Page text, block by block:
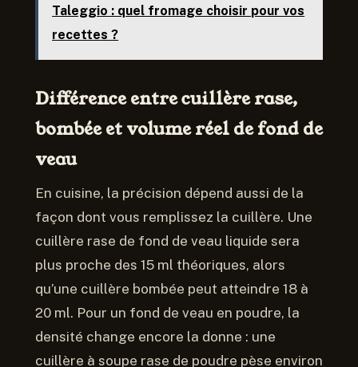
Taleggio : quel fromage choisir pour vos
recettes ?
Différence entre cuillère rase,
bombée et volume réel de fond de
veau
En cuisine, la précision dépend aussi de la
façon dont vous remplissez la cuillère. Une
cuillère rase de fond de veau liquide sera
plus proche des 15 ml théoriques, alors
qu’une cuillère bombée peut atteindre 18 à
20 ml. Pour un fond de veau en poudre, la
densité change encore la donne : une
cuillère à soupe rase de poudre pèse environ